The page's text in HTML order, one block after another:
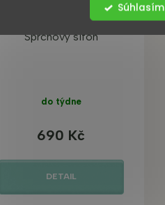
Súhlasím
Sprchový sifon
do týdne
690 Kč
DETAIL